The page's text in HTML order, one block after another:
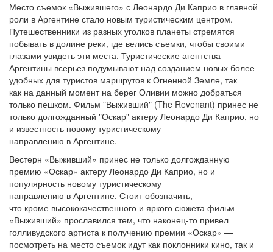
Место съемок «Выжившего» с Леонардо Ди Каприо в главной
роли в Аргентине стало новым туристическим центром.
Путешественники из разных уголков планеты стремятся
побывать в долине реки, где велись съемки, чтобы своими
глазами увидеть эти места. Туристические агентства
Аргентины всерьез подумывают над созданием новых более
удобных для туристов маршрутов к Огненной Земле, так
как на данный момент на берег Оливии можно добраться
только пешком. Фильм "Выживший" (The Revenant) принес не
только долгожданный "Оскар" актеру Леонардо Ди Каприо, но
и известность новому туристическому
направлению в Аргентине.
Вестерн «Выживший» принес не только долгожданную
премию «Оскар» актеру Леонардо Ди Каприо, но и
популярность новому туристическому
направлению в Аргентине. Стоит обозначить,
что кроме высококачественного и яркого сюжета фильм
«Выживший» прославился тем, что наконец-то привел
голливудского артиста к получению премии «Оскар» —
посмотреть на место съемок идут как поклонники кино, так и